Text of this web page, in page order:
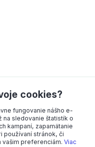
cookies?
fungovanie nášho e-
na sledovanie štatistík o
kampaní, zapamätanie
používaní stránok, či
preferenciám. Viac